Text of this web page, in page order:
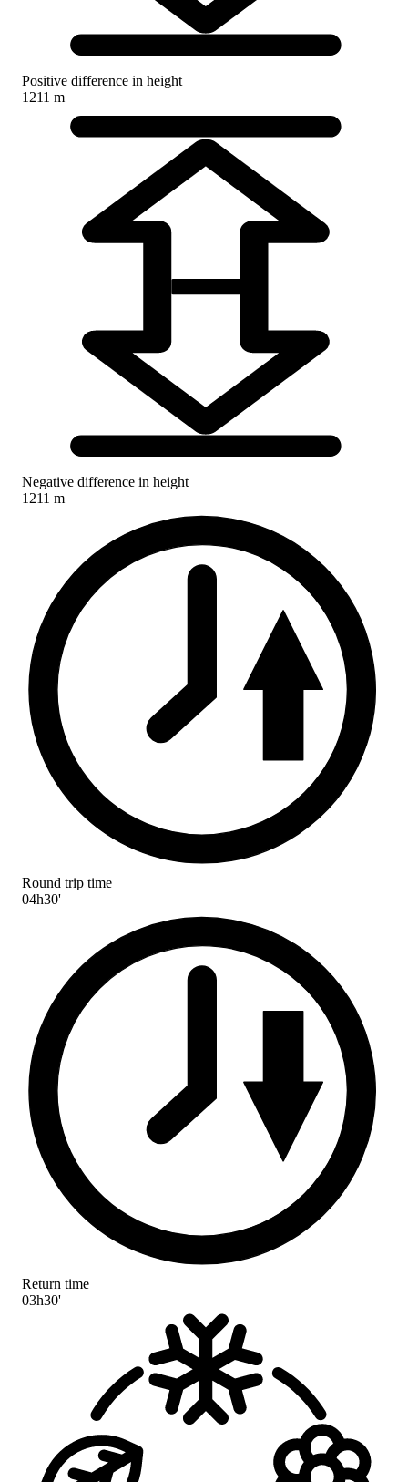
Positive difference in height
1211 m
Negative difference in height
1211 m
Round trip time
04h30'
Return time
03h30'